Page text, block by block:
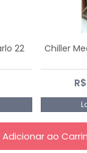
22
Chiller
Adicionar ao